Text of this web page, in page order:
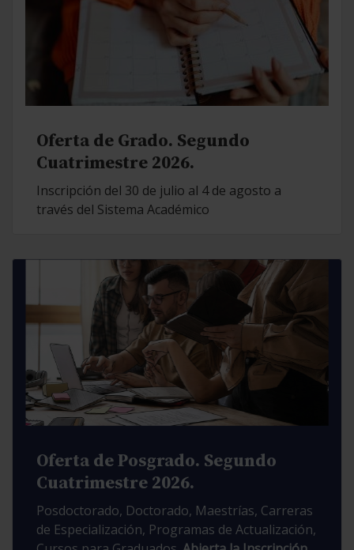
Oferta de Grado. Segundo
Cuatrimestre 2026.
Inscripción del 30 de julio al 4 de agosto a
través del Sistema Académico
Oferta de Posgrado. Segundo
Cuatrimestre 2026.
Posdoctorado, Doctorado, Maestrías, Carreras
de Especialización, Programas de Actualización,